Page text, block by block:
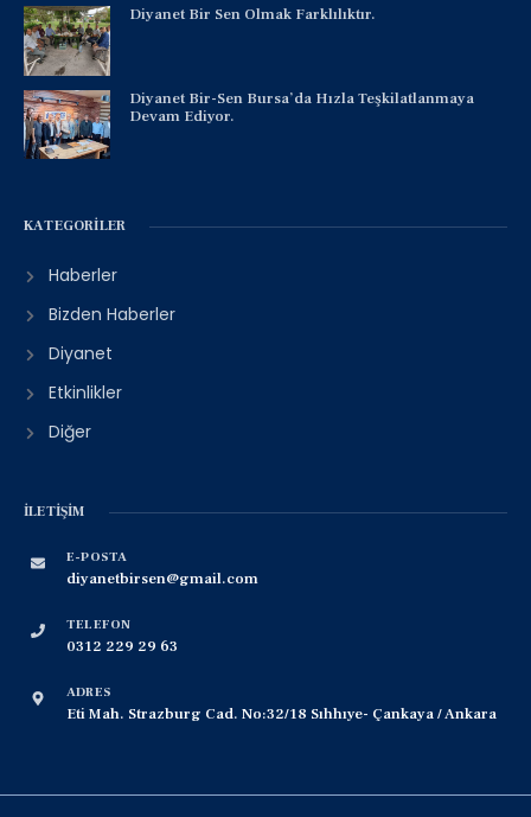
Diyanet Bir Sen Olmak Farklılıktır.
Diyanet Bir-Sen Bursa’da Hızla Teşkilatlanmaya
Devam Ediyor.
KATEGORILER
Haberler
Bizden Haberler
Diyanet
Etkinlikler
Diğer
İLETIŞIM
E-POSTA
diyanetbirsen@gmail.com
TELEFON
0312 229 29 63
ADRES
Eti Mah. Strazburg Cad. No:32/18 Sıhhıye- Çankaya / Ankara